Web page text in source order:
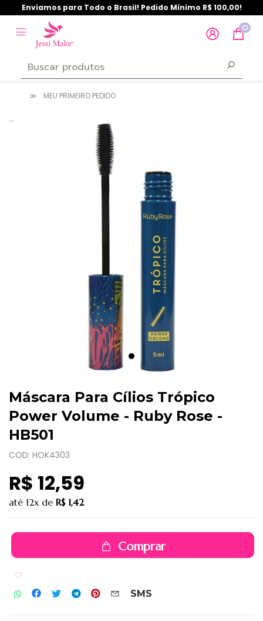
Enviamos para Todo o Brasil! Pedido Mínimo R$ 100,00!
0
MEU PRIMEIRO PEDIDO
Máscara Para Cílios Trópico
Power Volume - Ruby Rose -
HB501
COD: HOK4303
R$ 12,59
até 12x de R$ 1,42
Comprar
SMS